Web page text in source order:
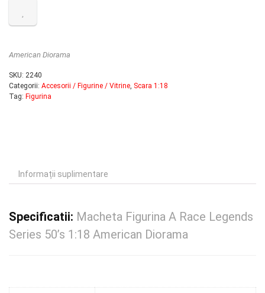
American Diorama
SKU: 2240
Categorii: Accesorii / Figurine / Vitrine, Scara 1:18
Tag: Figurina
Informații suplimentare
Specificatii: Macheta Figurina A Race Legends
Series 50’s 1:18 American Diorama